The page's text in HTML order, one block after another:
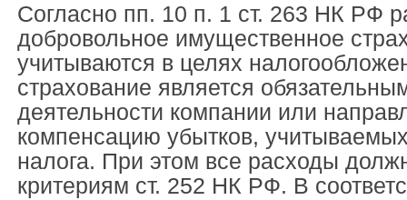
Согласно пп. 10 п. 1 ст. 263 НК РФ
добровольное имущественное
учитываются в целях
страхование является
деятельности компании или
компенсацию убытков,
налога. При этом все расходы
критериям ст. 252 НК РФ. В